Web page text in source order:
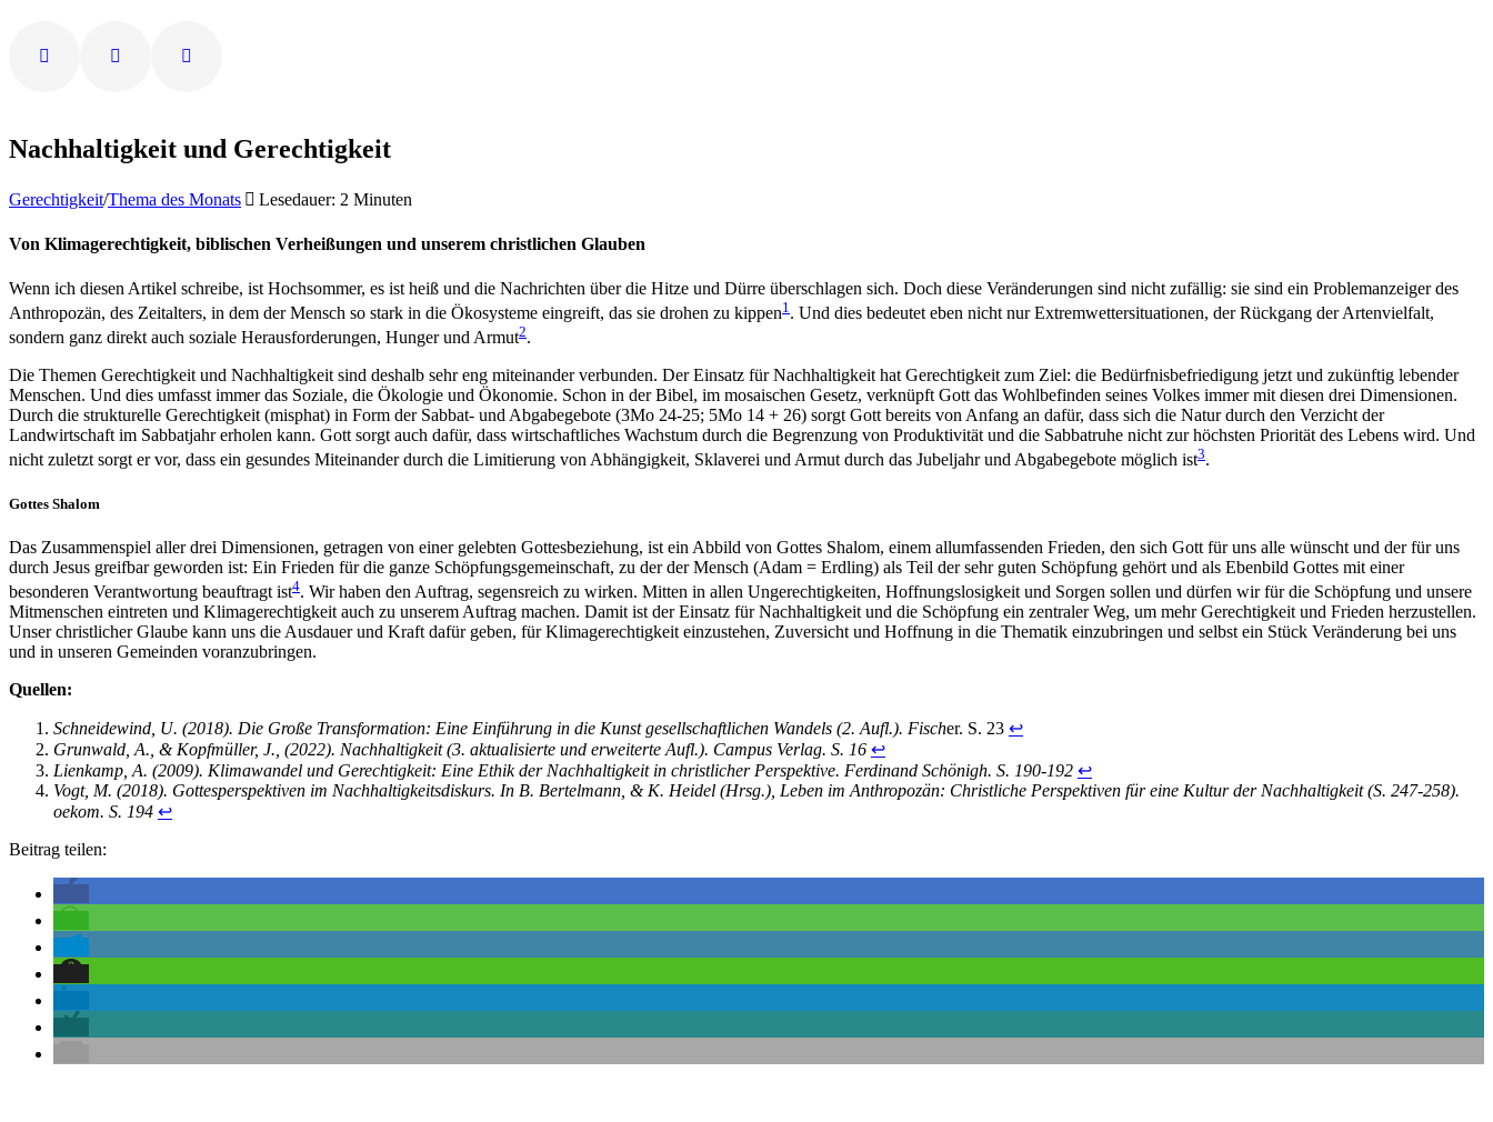
Nachhaltigkeit und Gerechtigkeit
Gerechtigkeit/Thema des Monats Lesedauer: 2 Minuten
Von Klimagerechtigkeit, biblischen Verheißungen und unserem christlichen Glauben
Wenn ich diesen Artikel schreibe, ist Hochsommer, es ist heiß und die Nachrichten über die Hitze und Dürre überschlagen sich. Doch diese Veränderungen sind nicht zufällig: sie sind ein Problemanzeiger des
Anthropozän, des Zeitalters, in dem der Mensch so stark in die Ökosysteme eingreift, das sie drohen zu kippen1 . Und dies bedeutet eben nicht nur Extremwettersituationen, der Rückgang der Artenvielfalt,
sondern ganz direkt auch soziale Herausforderungen, Hunger und Armut2.
Die Themen Gerechtigkeit und Nachhaltigkeit sind deshalb sehr eng miteinander verbunden. Der Einsatz für Nachhaltigkeit hat Gerechtigkeit zum Ziel: die Bedürfnisbefriedigung jetzt und zukünftig lebender
Menschen. Und dies umfasst immer das Soziale, die Ökologie und Ökonomie. Schon in der Bibel, im mosaischen Gesetz, verknüpft Gott das Wohlbefinden seines Volkes immer mit diesen drei Dimensionen.
Durch die strukturelle Gerechtigkeit (misphat) in Form der Sabbat- und Abgabegebote (3Mo 24-25; 5Mo 14 + 26) sorgt Gott bereits von Anfang an dafür, dass sich die Natur durch den Verzicht der
Landwirtschaft im Sabbatjahr erholen kann. Gott sorgt auch dafür, dass wirtschaftliches Wachstum durch die Begrenzung von Produktivität und die Sabbatruhe nicht zur höchsten Priorität des Lebens wird. Und
nicht zuletzt sorgt er vor, dass ein gesundes Miteinander durch die Limitierung von Abhängigkeit, Sklaverei und Armut durch das Jubeljahr und Abgabegebote möglich ist3.
Gottes Shalom
Das Zusammenspiel aller drei Dimensionen, getragen von einer gelebten Gottesbeziehung, ist ein Abbild von Gottes Shalom, einem allumfassenden Frieden, den sich Gott für uns alle wünscht und der für uns
durch Jesus greifbar geworden ist: Ein Frieden für die ganze Schöpfungsgemeinschaft, zu der der Mensch (Adam = Erdling) als Teil der sehr guten Schöpfung gehört und als Ebenbild Gottes mit einer
besonderen Verantwortung beauftragt ist4. Wir haben den Auftrag, segensreich zu wirken. Mitten in allen Ungerechtigkeiten, Hoffnungslosigkeit und Sorgen sollen und dürfen wir für die Schöpfung und unsere
Mitmenschen eintreten und Klimagerechtigkeit auch zu unserem Auftrag machen. Damit ist der Einsatz für Nachhaltigkeit und die Schöpfung ein zentraler Weg, um mehr Gerechtigkeit und Frieden herzustellen.
Unser christlicher Glaube kann uns die Ausdauer und Kraft dafür geben, für Klimagerechtigkeit einzustehen, Zuversicht und Hoffnung in die Thematik einzubringen und selbst ein Stück Veränderung bei uns
und in unseren Gemeinden voranzubringen.
Quellen:
Schneidewind, U. (2018). Die Große Transformation: Eine Einführung in die Kunst gesellschaftlichen Wandels (2. Aufl.). Fischer. S. 23 ↩︎
Grunwald, A., & Kopfmüller, J., (2022). Nachhaltigkeit (3. aktualisierte und erweiterte Aufl.). Campus Verlag. S. 16 ↩︎
Lienkamp, A. (2009). Klimawandel und Gerechtigkeit: Eine Ethik der Nachhaltigkeit in christlicher Perspektive. Ferdinand Schönigh. S. 190-192 ↩︎
Vogt, M. (2018). Gottesperspektiven im Nachhaltigkeitsdiskurs. In B. Bertelmann, & K. Heidel (Hrsg.), Leben im Anthropozän: Christliche Perspektiven für eine Kultur der Nachhaltigkeit (S. 247-258).
oekom. S. 194 ↩︎
Beitrag teilen: